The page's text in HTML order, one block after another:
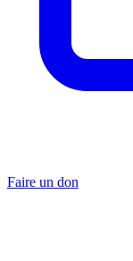
Faire un don